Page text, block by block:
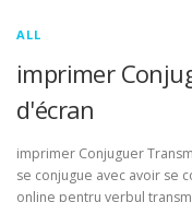
ALL
imprimer
d'écran
imprimer Conjuguer
se conjugue avec avoir se
online pentru verbul